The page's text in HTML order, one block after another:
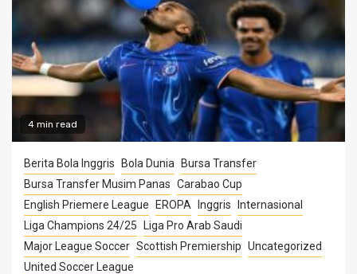
4 min read
Berita Bola Inggris Bola Dunia
Bursa Transfer
Bursa Transfer Musim Panas Carabao Cup
English Priemere League
EROPA Inggris
Internasional
Liga Champions 24/25
Liga Pro Arab Saudi
Major League Soccer Scottish Premiership Uncategorized
United Soccer League